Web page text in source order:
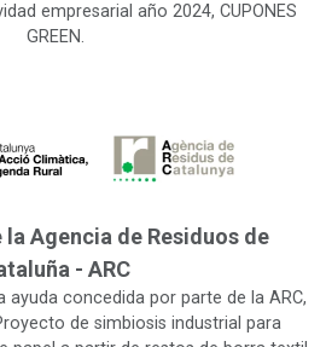
empresarial año 2024, CUPONES
GREEN.
la Agencia de Residuos de
- ARC
ayuda concedida por parte de la ARC,
de simbiosis industrial para